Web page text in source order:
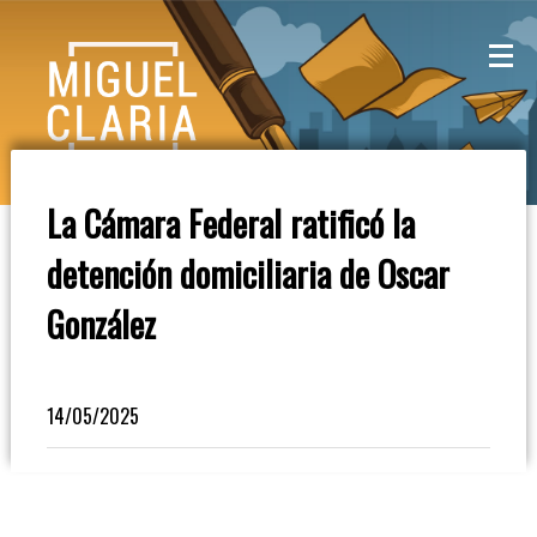
Mesa
Café
Columna
Radioinforme
3
La Cámara Federal ratificó la
detención domiciliaria de Oscar
González
14/05/2025